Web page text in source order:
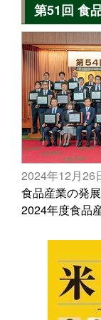
第51回 食
2024年12月26
食品産業の発
2024年度食品